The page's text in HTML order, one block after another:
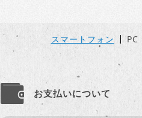
スマートフォン PC
お支払いについて